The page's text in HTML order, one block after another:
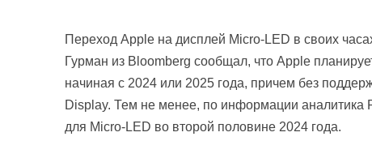
Переход Apple на дисплей Micro-LED в своих
Гурман из Bloomberg сообщал, что Apple
начиная с 2024 или 2025 года, причем без
Display. Тем не менее, по информации аналитика
для Micro-LED во второй половине 2024 года.